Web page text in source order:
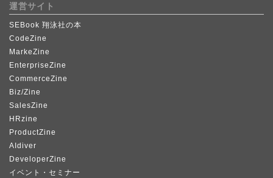
運営サイト
SEBook 翔泳社の本
CodeZine
MarkeZine
EnterpriseZine
CommerceZine
Biz/Zine
SalesZine
HRzine
ProductZine
AIdiver
DeveloperZine
イベント・セミナー